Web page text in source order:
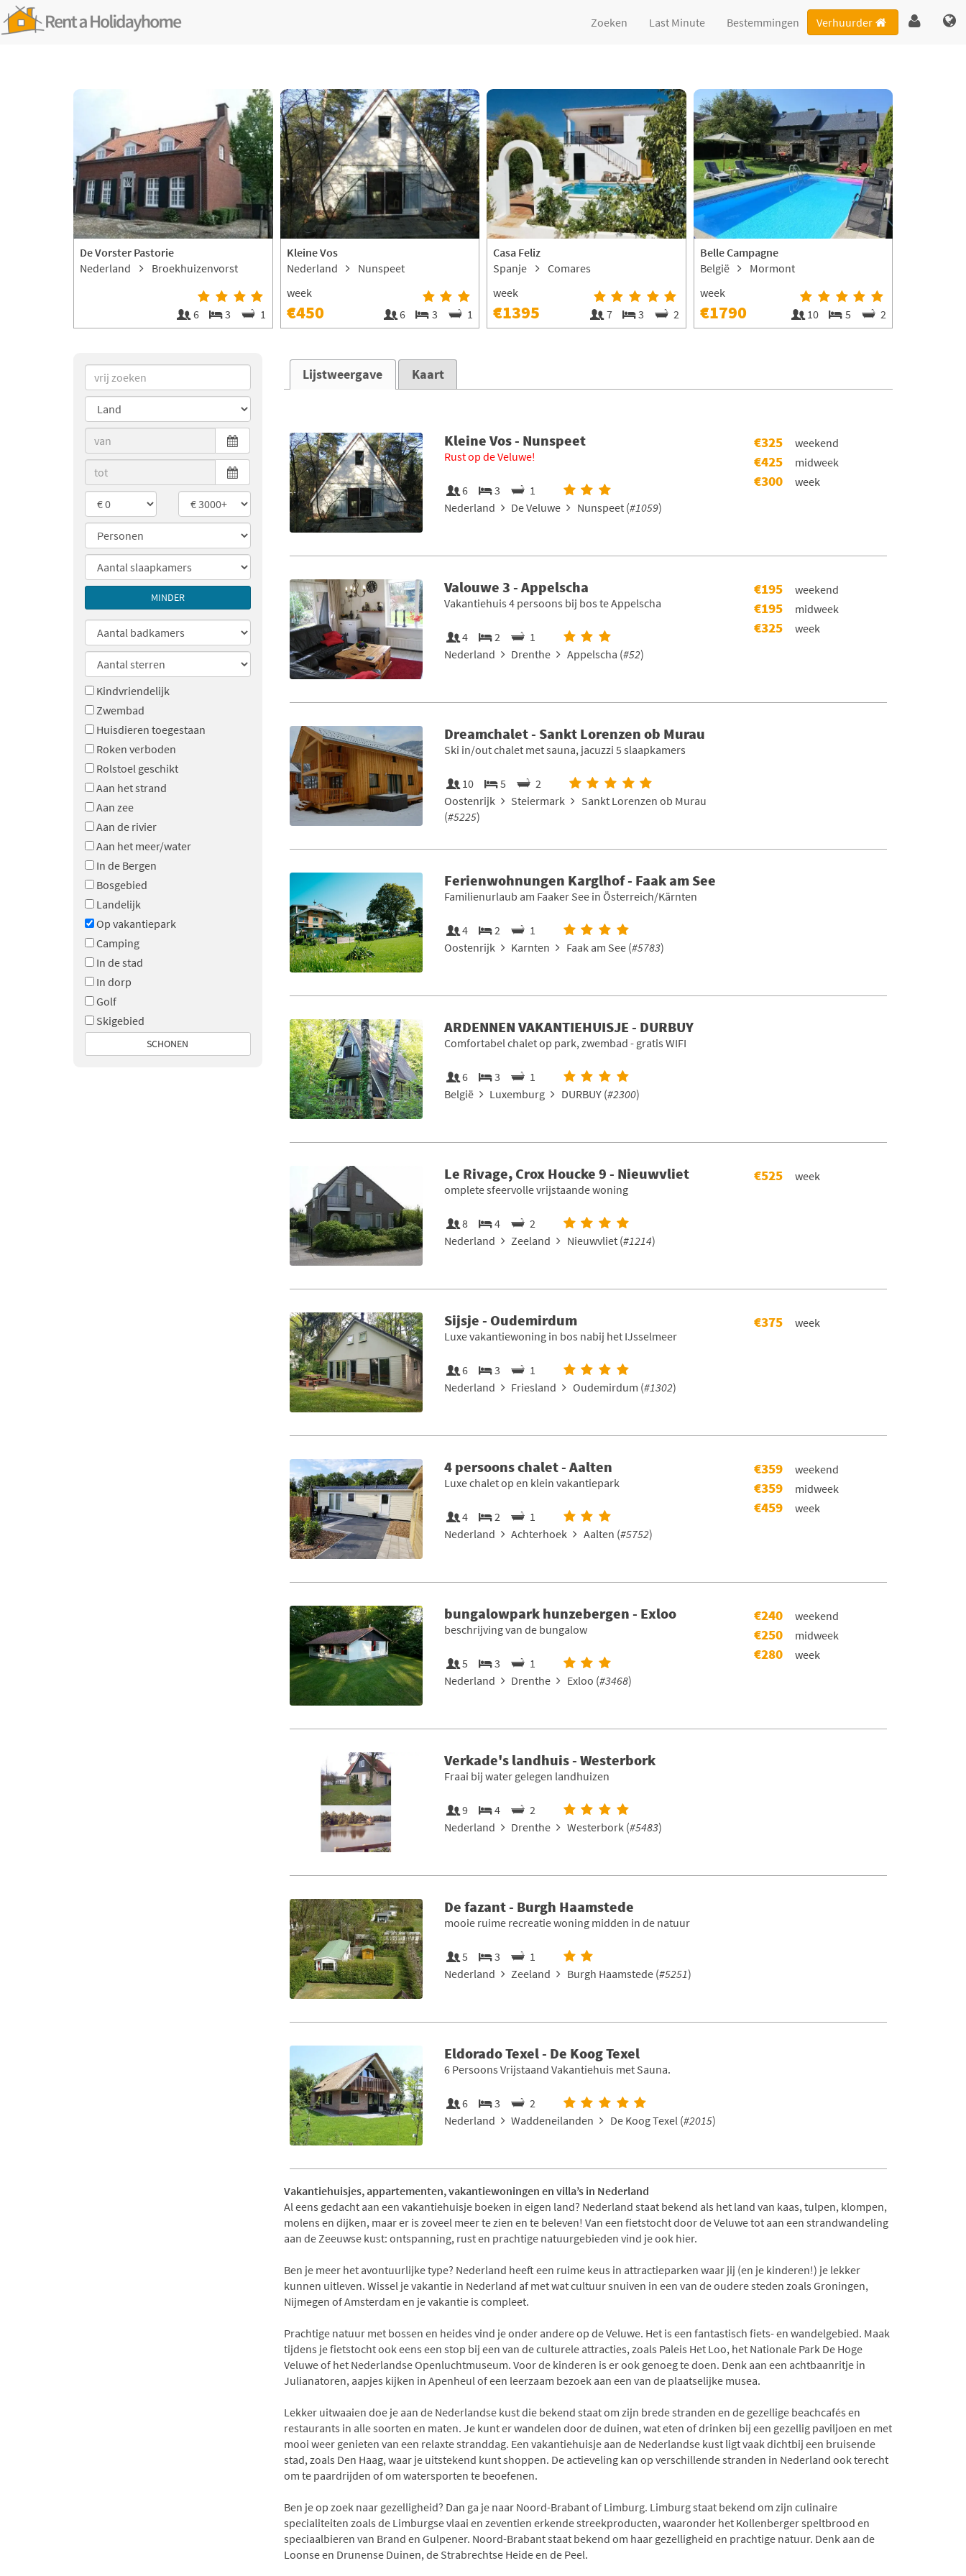
Verhuurder
Zoeken Last Minute Bestemmingen
De Vorster Pastorie
Nederland
Broekhuizenvorst
6 3 1
Kleine Vos
Nederland
Nunspeet
week
€450 6 3 1
Casa Feliz
Spanje
Comares
week
€1395 7 3 2
Belle Campagne
België
Mormont
week
€1790 10 5 2
MINDER
Kindvriendelijk
Zwembad
Huisdieren toegestaan
Roken verboden
Rolstoel geschikt
Aan het strand
Aan zee
Aan de rivier
Aan het meer/water
In de Bergen
Bosgebied
Landelijk
Op vakantiepark
Camping
In de stad
In dorp
Golf
Skigebied
SCHONEN
Lijstweergave Kaart
Kleine Vos - Nunspeet
Rust op de Veluwe!
6 3
1
Nederland
De Veluwe Nunspeet (#1059)
€325 weekend
€425 midweek
€300 week
Valouwe 3 - Appelscha
Vakantiehuis 4 persoons bij bos te Appelscha
4 2
1
Nederland
Drenthe Appelscha (#52)
€195 weekend
€195 midweek
€325 week
Dreamchalet - Sankt Lorenzen ob Murau
Ski in/out chalet met sauna, jacuzzi 5 slaapkamers
10 5
2
Oostenrijk
Steiermark
Sankt Lorenzen ob Murau
(#5225)
Ferienwohnungen Karglhof - Faak am See
Familienurlaub am Faaker See in Österreich/Kärnten
4 2
1
Oostenrijk
Karnten Faak am See (#5783)
ARDENNEN VAKANTIEHUISJE - DURBUY
Comfortabel chalet op park, zwembad - gratis WIFI
6 3
1
België
Luxemburg DURBUY (#2300)
Le Rivage, Crox Houcke 9 - Nieuwvliet
omplete sfeervolle vrijstaande woning
8 4
2
Nederland
Zeeland Nieuwvliet (#1214)
€525 week
Sijsje - Oudemirdum
Luxe vakantiewoning in bos nabij het IJsselmeer
6 3
1
Nederland
Friesland Oudemirdum (#1302)
€375 week
4 persoons chalet - Aalten
Luxe chalet op en klein vakantiepark
4 2
1
Nederland
Achterhoek Aalten (#5752)
€359 weekend
€359 midweek
€459 week
bungalowpark hunzebergen - Exloo
beschrijving van de bungalow
5 3
1
Nederland
Drenthe Exloo (#3468)
€240 weekend
€250 midweek
€280 week
Verkade's landhuis - Westerbork
Fraai bij water gelegen landhuizen
9 4
2
Nederland
Drenthe Westerbork (#5483)
De fazant - Burgh Haamstede
mooie ruime recreatie woning midden in de natuur
5 3
1
Nederland
Zeeland Burgh Haamstede (#5251)
Eldorado Texel - De Koog Texel
6 Persoons Vrijstaand Vakantiehuis met Sauna.
6 3
2
Nederland
Waddeneilanden De Koog Texel (#2015)
Vakantiehuisjes, appartementen, vakantiewoningen en villa’s in Nederland
Al eens gedacht aan een vakantiehuisje boeken in eigen land? Nederland staat bekend als het land van kaas, tulpen, klompen,
molens en dijken, maar er is zoveel meer te zien en te beleven! Van een fietstocht door de Veluwe tot aan een strandwandeling
aan de Zeeuwse kust: ontspanning, rust en prachtige natuurgebieden vind je ook hier.
Ben je meer het avontuurlijke type? Nederland heeft een ruime keus in attractieparken waar jij (en je kinderen!) je lekker
kunnen uitleven. Wissel je vakantie in Nederland af met wat cultuur snuiven in een van de oudere steden zoals Groningen,
Nijmegen of Amsterdam en je vakantie is compleet.
Prachtige natuur met bossen en heides vind je onder andere op de Veluwe. Het is een fantastisch fiets- en wandelgebied. Maak
tijdens je fietstocht ook eens een stop bij een van de culturele attracties, zoals Paleis Het Loo, het Nationale Park De Hoge
Veluwe of het Nederlandse Openluchtmuseum. Voor de kinderen is er ook genoeg te doen. Denk aan een achtbaanritje in
Julianatoren, aapjes kijken in Apenheul of een leerzaam bezoek aan een van de plaatselijke musea.
Lekker uitwaaien doe je aan de Nederlandse kust die bekend staat om zijn brede stranden en de gezellige beachcafés en
restaurants in alle soorten en maten. Je kunt er wandelen door de duinen, wat eten of drinken bij een gezellig paviljoen en met
mooi weer genieten van een relaxte stranddag. Een vakantiehuisje aan de Nederlandse kust ligt vaak dichtbij een bruisende
stad, zoals Den Haag, waar je uitstekend kunt shoppen. De actieveling kan op verschillende stranden in Nederland ook terecht
om te paardrijden of om watersporten te beoefenen.
Ben je op zoek naar gezelligheid? Dan ga je naar Noord-Brabant of Limburg. Limburg staat bekend om zijn culinaire
specialiteiten zoals de Limburgse vlaai en zeventien erkende streekproducten, waaronder het Kollenberger speltbrood en
speciaalbieren van Brand en Gulpener. Noord-Brabant staat bekend om haar gezelligheid en prachtige natuur. Denk aan de
Loonse en Drunense Duinen, de Strabrechtse Heide en de Peel.